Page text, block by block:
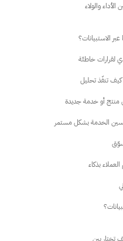
والولاء
الاستبيانات؟
الخدمة بشكل مستمر
بذكاء